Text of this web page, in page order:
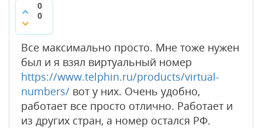
0
0
Все максимально просто. Мне тоже нужен
был и я взял виртуальный номер
https://www.telphin.ru/products/virtual-
numbers/ вот у них. Очень удобно,
работает все просто отлично. Работает и
из других стран, а номер остался РФ.